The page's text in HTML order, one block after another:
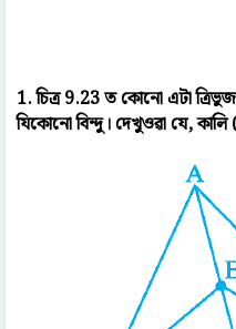
1. চিত্ৰ 9.23 ত কোনো এটা
যিকোনো বিন্দু। দেখুওৱা যে,